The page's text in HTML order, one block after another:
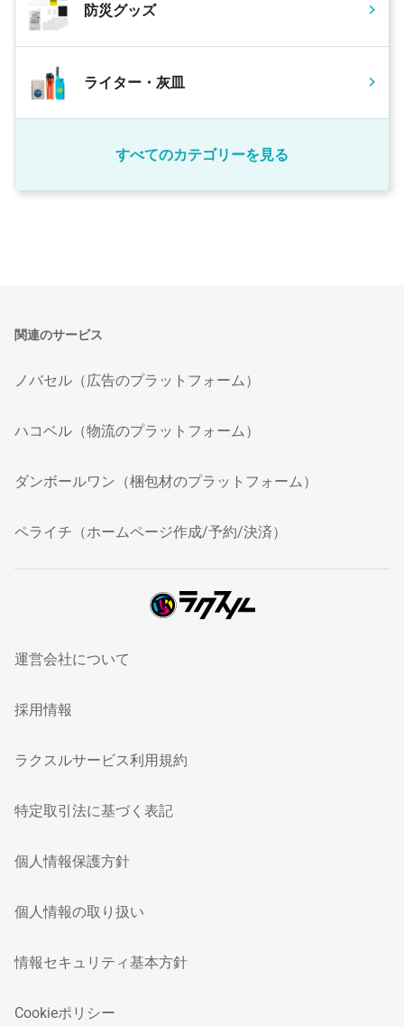
防災グッズ
ライター・灰皿
すべてのカテゴリーを見る
関連のサービス
ノバセル（広告のプラットフォーム）
ハコベル（物流のプラットフォーム）
ダンボールワン（梱包材のプラットフォーム）
ペライチ（ホームページ作成/予約/決済）
運営会社について
採用情報
ラクスルサービス利用規約
特定取引法に基づく表記
個人情報保護方針
個人情報の取り扱い
情報セキュリティ基本方針
Cookieポリシー